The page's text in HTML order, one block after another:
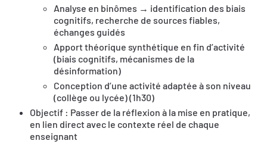
Analyse en binômes → identification des biais
cognitifs, recherche de sources fiables,
échanges guidés
Apport théorique synthétique en fin d’activité
(biais cognitifs, mécanismes de la
désinformation)
Conception d’une activité adaptée à son niveau
(collège ou lycée) (1h30)
Objectif : Passer de la réflexion à la mise en pratique,
en lien direct avec le contexte réel de chaque
enseignant